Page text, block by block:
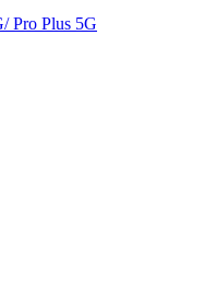
Pro Plus 5G